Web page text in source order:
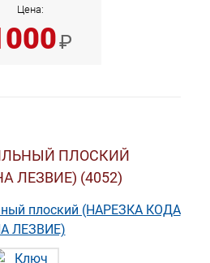
Цена:
₽
ПЛОСКИЙ
ЛЕЗВИЕ) (4052)